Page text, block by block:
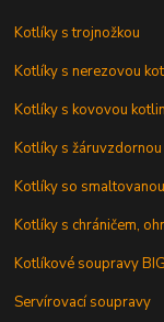
Kotlíky s trojnožkou
Kotlíky s nerezovou
Kotlíky s kovovou
Kotlíky s
Kotlíky so
Kotlíky s chráničem,
Kotlíkové soupravy
Servírovací soupravy